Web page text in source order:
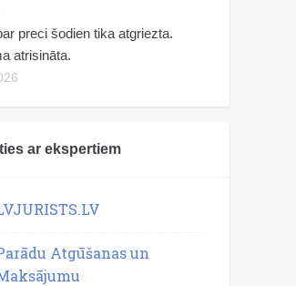
preci šodien tika atgriezta.
atrisināta.
ar ekspertiem
Atgūšanas un